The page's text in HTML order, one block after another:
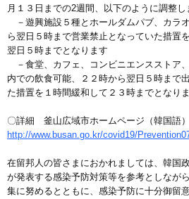
月１３日までの2週間、以下のように調整し
－遊興施設５種とホールダムパブ、カラ
ら翌日５時まで営業禁止となっていた措置
翌日５時までとなります
－食堂、カフェ、コンビニエンスストア
内での飲食可能、２２時から翌日５時まで
た措置を１時間緩和して２３時までとなり
〇詳細 釜山広域市ホームページ（韓国語）
http://www.busan.go.kr/covid19/
在留邦人の皆さまにおかれましては、韓国
が発表する感染予防対策等を参考としなが
集に努めるとともに、感染予防に十分御留